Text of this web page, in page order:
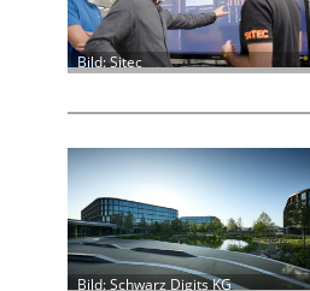
Bild: Sitec
Bild: Schwarz Digits KG